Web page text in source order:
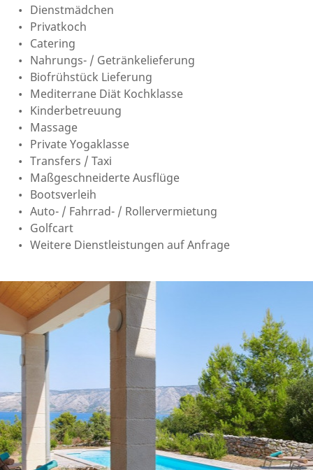
Dienstmädchen
Privatkoch
Catering
Nahrungs- / Getränkelieferung
Biofrühstück Lieferung
Mediterrane Diät Kochklasse
Kinderbetreuung
Massage
Private Yogaklasse
Transfers / Taxi
Maßgeschneiderte Ausflüge
Bootsverleih
Auto- / Fahrrad- / Rollervermietung
Golfcart
Weitere Dienstleistungen auf Anfrage